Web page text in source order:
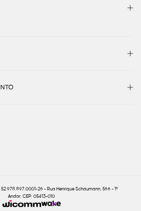
52.978.897.0001-26 - Rua Henrique Schaumann, 566 - 1º
Andar, CEP: 05413-010